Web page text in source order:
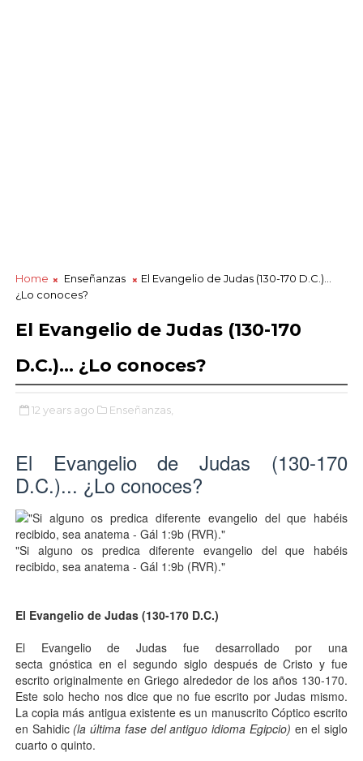
Home Enseñanzas
El Evangelio de Judas (130-170 D.C.)...
¿Lo conoces?
El Evangelio de Judas (130-170
D.C.)... ¿Lo conoces?
12 years ago Enseñanzas,
El Evangelio de Judas (130-170
D.C.)... ¿Lo conoces?
"Si alguno os predica diferente evangelio del que habéis
recibido, sea anatema - Gál 1:9b (RVR)."
El Evangelio de Judas (130-170 D.C.)
El Evangelio de Judas fue desarrollado por una
secta gnóstica en el segundo siglo después de Cristo y fue
escrito originalmente en Griego alrededor de los años 130-170.
Este solo hecho nos dice que no fue escrito por Judas mismo.
La copia más antigua existente es un manuscrito Cóptico escrito
en Sahidic (la última fase del antiguo idioma Egipcio) en el siglo
cuarto o quinto.